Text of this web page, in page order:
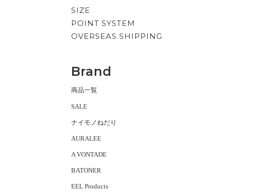
SIZE
POINT SYSTEM
OVERSEAS SHIPPING
Brand
商品一覧
SALE
ナイモノねだり
AURALEE
A VONTADE
BATONER
EEL Products